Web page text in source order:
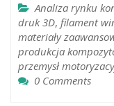
Analiza rynku
druk 3D, filament
materiały
produkcja
przemysł
0 Comments